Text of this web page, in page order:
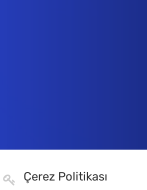
Çerez Politikası